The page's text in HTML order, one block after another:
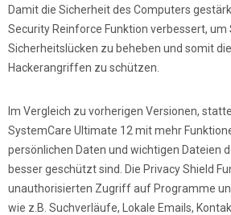
Damit die Sicherheit des Computers
Security Reinforce Funktion verbessert,
Sicherheitslücken zu beheben und somit
Hackerangriffen zu schützen.
Im Vergleich zu vorherigen Versionen,
SystemCare Ultimate 12 mit mehr
persönlichen Daten und wichtigen Dateien
besser geschützt sind. Die Privacy Shield
unauthorisierten Zugriff auf Programme
wie z.B. Suchverläufe, Lokale Emails,